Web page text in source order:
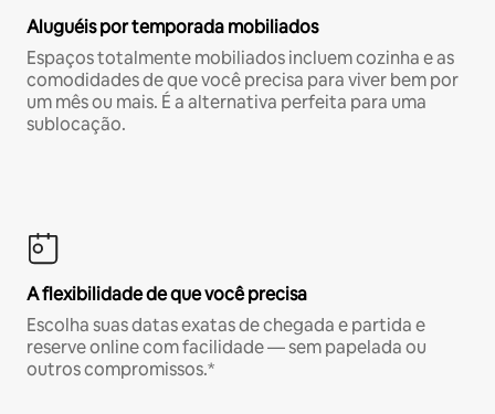
Aluguéis por temporada mobiliados
Espaços totalmente mobiliados incluem cozinha e as
comodidades de que você precisa para viver bem por
um mês ou mais. É a alternativa perfeita para uma
sublocação.
A flexibilidade de que você precisa
Escolha suas datas exatas de chegada e partida e
reserve online com facilidade — sem papelada ou
outros compromissos.*